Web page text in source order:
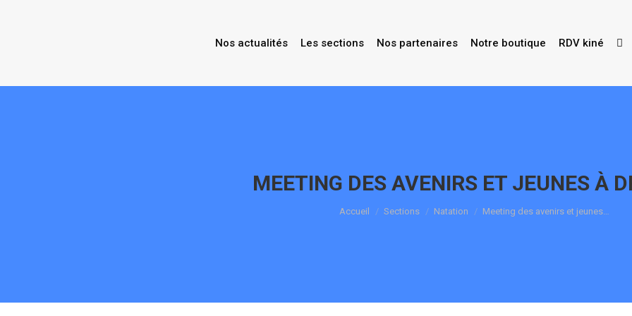
Nos actualités Les sections Nos partenaires Notre boutique RDV kiné
MEETING DES AVENIRS ET JEUNES À
Vous êtes ici :
Accueil Sections Natation Meeting des avenirs et jeunes…